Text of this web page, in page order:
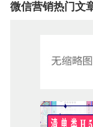
微信营销热门文